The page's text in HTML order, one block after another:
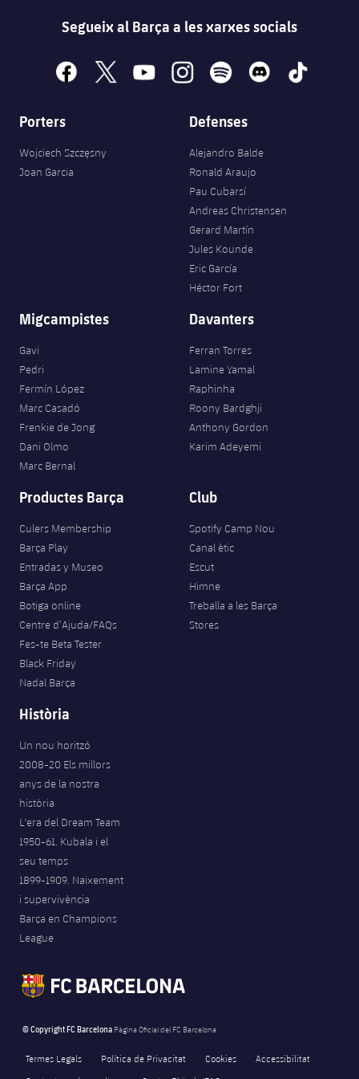
Instal·lacions
Segueix al Barça a les xarxes socials
facebook
x youtubeinstagramspotify discord tiktok
Porters
Wojciech Szczęsny
Joan Garcia
Defenses
Alejandro Balde
Ronald Araujo
Pau Cubarsí
Andreas Christensen
Gerard Martín
Jules Kounde
Eric García
Héctor Fort
Migcampistes
Gavi
Pedri
Fermín López
Marc Casadó
Frenkie de Jong
Dani Olmo
Marc Bernal
Davanters
Ferran Torres
Lamine Yamal
Raphinha
Roony Bardghji
Anthony Gordon
Karim Adeyemi
Productes Barça
Culers Membership
Barça Play
Entradas y Museo
Barça App
Botiga online
Centre d’Ajuda/FAQs
Fes-te Beta Tester
Black Friday
Nadal Barça
Club
Spotify Camp Nou
Canal ètic
Escut
Himne
Treballa a les Barça
Stores
Història
Un nou horitzó
2008-20 Els millors
anys de la nostra
història
L'era del Dream Team
1950-61. Kubala i el
seu temps
1899-1909. Naixement
i supervivència
Barça en Champions
League
© Copyright FC Barcelona Pàgina Oficial del FC Barcelona
Termes Legals Política de Privacitat Cookies
Accessibilitat